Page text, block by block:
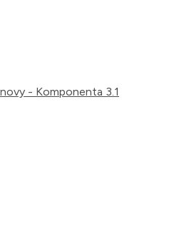
- Komponenta 3.1